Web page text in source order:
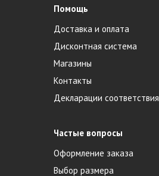
Помощь
Доставка и оплата
Дисконтная система
Магазины
Контакты
Декларации соответствия
Частые вопросы
Оформление заказа
Выбор размера